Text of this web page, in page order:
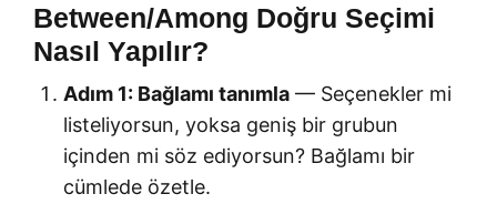
Between/Among Doğru Seçimi
Nasıl Yapılır?
Adım 1: Bağlamı tanımla — Seçenekler mi
listeliyorsun, yoksa geniş bir grubun
içinden mi söz ediyorsun? Bağlamı bir
cümlede özetle.